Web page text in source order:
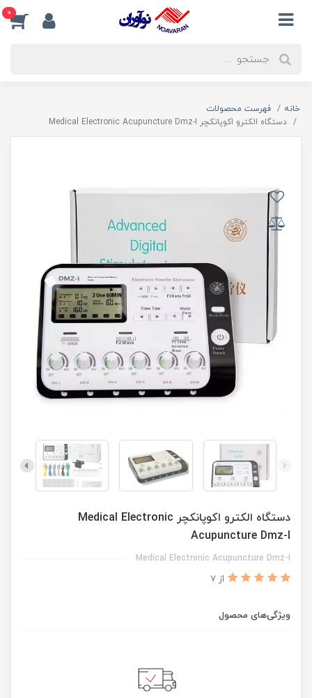
0
خانه
فهرست محصولات
دستگاه الکترو اکوپانکچر Medical Electronic Acupuncture Dmz-I
دستگاه الکترو اکوپانکچر Medical Electronic
Acupuncture Dmz-I
Medical Electronic Acupuncture Dmz-I
از 7
ویژگی‌های محصول